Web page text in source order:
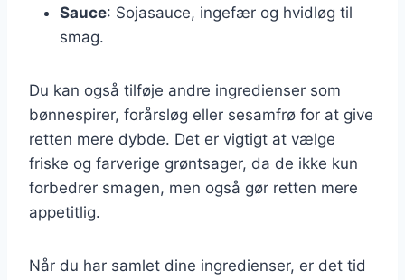
Sauce: Sojasauce, ingefær og hvidløg til
smag.
Du kan også tilføje andre ingredienser som
bønnespirer, forårsløg eller sesamfrø for at give
retten mere dybde. Det er vigtigt at vælge
friske og farverige grøntsager, da de ikke kun
forbedrer smagen, men også gør retten mere
appetitlig.
Når du har samlet dine ingredienser, er det tid